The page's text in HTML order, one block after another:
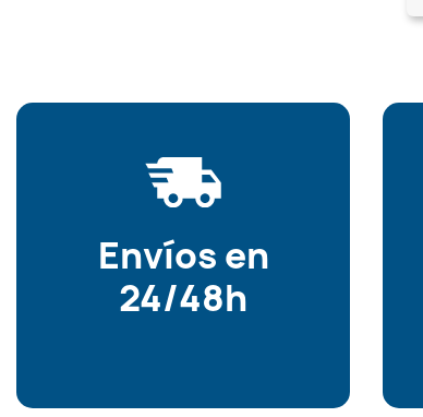
Envíos en
24/48h